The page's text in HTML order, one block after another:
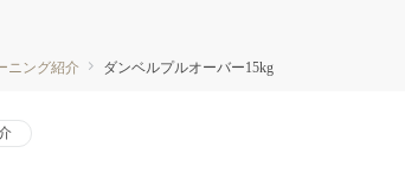
ニング紹介 ダンベルプルオーバー15kg